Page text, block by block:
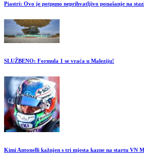
Piastri: Ovo je potpuno neprihvatljivo ponašanje na
SLUŽBENO: Formula 1 se vraća u Maleziju!
Kimi Antonelli kažnjen s tri mjesta kazne na startu VN